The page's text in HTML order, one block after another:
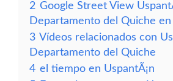
2 Google Street View
Departamento del Quiche en
3 Vídeos relacionados con
Departamento del Quiche
4 el tiempo en UspantÃ¡n